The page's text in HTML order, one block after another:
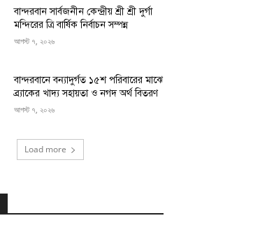
বান্দরবান সার্বজনীন কেন্দ্রীয় শ্রী শ্রী দুর্গা
মন্দিরের ত্রি বার্ষিক নির্বাচন সম্পন্ন
আগস্ট ৭, ২০২৬
বান্দরবানে বন্যাদুর্গত ১৫শ পরিবারের মাঝে
ব্র্যাকের খাদ্য সহায়তা ও নগদ অর্থ বিতরণ
আগস্ট ৭, ২০২৬
Load more